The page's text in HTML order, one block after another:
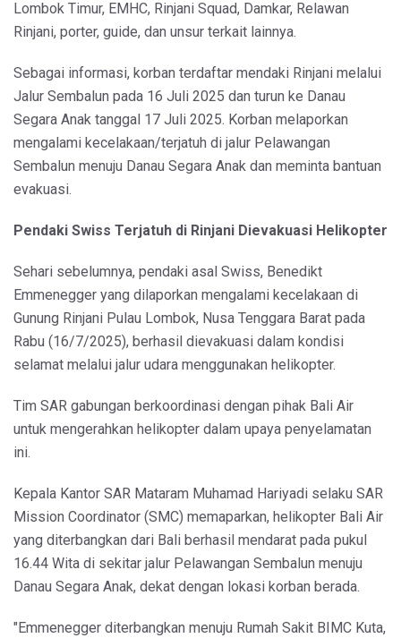
Lombok Timur, EMHC, Rinjani Squad, Damkar, Relawan
Rinjani, porter, guide, dan unsur terkait lainnya.
Sebagai informasi, korban terdaftar mendaki Rinjani melalui
Jalur Sembalun pada 16 Juli 2025 dan turun ke Danau
Segara Anak tanggal 17 Juli 2025. Korban melaporkan
mengalami kecelakaan/terjatuh di jalur Pelawangan
Sembalun menuju Danau Segara Anak dan meminta bantuan
evakuasi.
Pendaki Swiss Terjatuh di Rinjani Dievakuasi Helikopter
Sehari sebelumnya, pendaki asal Swiss, Benedikt
Emmenegger yang dilaporkan mengalami kecelakaan di
Gunung Rinjani Pulau Lombok, Nusa Tenggara Barat pada
Rabu (16/7/2025), berhasil dievakuasi dalam kondisi
selamat melalui jalur udara menggunakan helikopter.
Tim SAR gabungan berkoordinasi dengan pihak Bali Air
untuk mengerahkan helikopter dalam upaya penyelamatan
ini.
Kepala Kantor SAR Mataram Muhamad Hariyadi selaku SAR
Mission Coordinator (SMC) memaparkan, helikopter Bali Air
yang diterbangkan dari Bali berhasil mendarat pada pukul
16.44 Wita di sekitar jalur Pelawangan Sembalun menuju
Danau Segara Anak, dekat dengan lokasi korban berada.
"Emmenegger diterbangkan menuju Rumah Sakit BIMC Kuta,